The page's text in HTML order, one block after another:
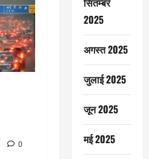
0
2025
अगस्त 2025
जुलाई 2025
जून 2025
मई 2025